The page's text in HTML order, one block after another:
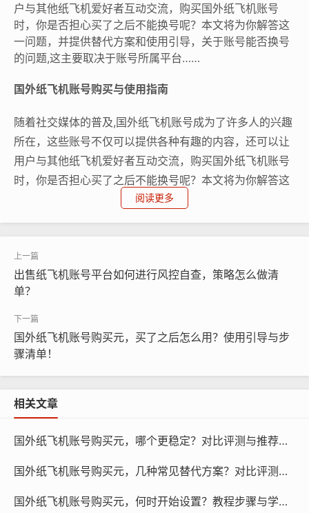
户与其他纸飞机爱好者互动交流，购买国外纸飞机账号
时，你是否担心买了之后不能换号呢？本文将为你解答这
一问题，并提供替代方案和使用引导，关于账号能否换号
的问题,这主要取决于账号所属平台……
国外纸飞机账号购买与使用指南
随着社交媒体的普及,国外纸飞机账号成为了许多人的兴趣
所在，这些账号不仅可以提供各种有趣的内容，还可以让
用户与其他纸飞机爱好者互动交流，购买国外纸飞机账号
时，你是否担心买了之后不能换号呢？本文将为你解答这
一问题，并提供替代方案和使用引导。
纸飞机账号购买, 在线购买tg账号, 电报聊天账号购买,wdd
定，有些平台允许用户在购买账号后进行账号的更换，而
阅读更多
出售纸飞机账号平台如何进行风控自查，策略怎么做清
单？
国外纸飞机账号购买元，买了之后怎么用？使用引导与步
骤清单！
相关文章
国外纸飞机账号购买元，哪个更稳定？对比评测与推荐指南！
国外纸飞机账号购买元，几种常见替代方案？对比评测与推荐！
国外纸飞机账号购买元，何时开始设置？教程步骤与学习方法！